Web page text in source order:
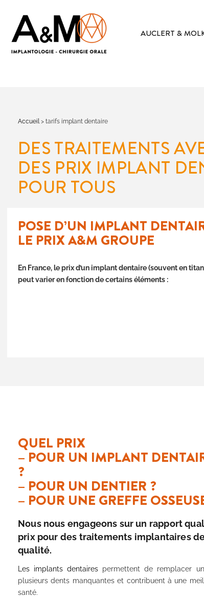
AUCLERT &
Accueil> tarifs implant dentaire
DES TRAITEMENTS
DES PRIX IMPLANT
POUR TOUS
POSE D’UN IMPLANT
LE PRIX A&M GROUPE
En France, le prix d’un implant dentaire (souvent en
peut varier en fonction de certains éléments :
QUEL PRIX
– POUR UN IMPLANT
?
– POUR UN DENTIER ?
– POUR UNE GREFFE
Nous nous engageons sur un rapport
prix pour des traitements implantaires
qualité.
Les implants dentaires permettent de remplacer
plusieurs dents manquantes et contribuent à une
santé.